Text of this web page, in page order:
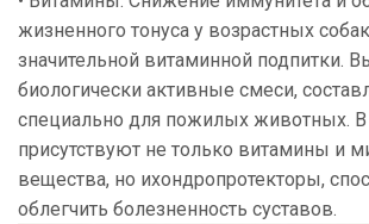
жизненного тонуса у возрастных
значительной витаминной подпитки.
биологически активные смеси,
специально для пожилых животных. В
присутствуют не только витамины и
вещества, но ихондропротекторы,
облегчить болезненность суставов.